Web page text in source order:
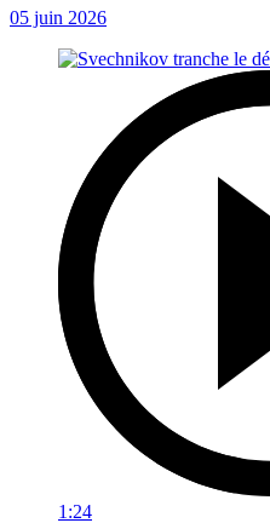
05 juin 2026
1:24